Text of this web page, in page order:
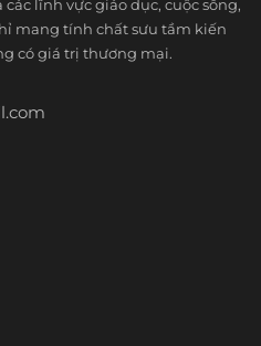
lĩnh vực giáo dục, cuộc sống,
mang tính chất sưu tầm kiến
có giá trị thương mại.